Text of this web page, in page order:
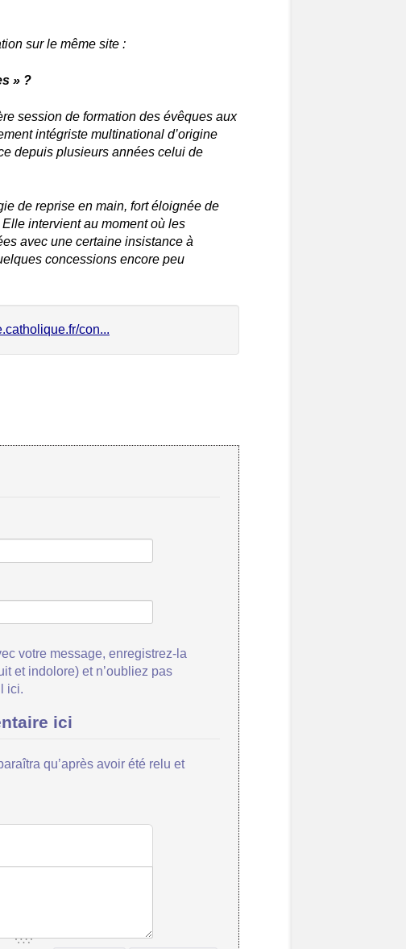
sur le même site :
» ?
session de formation des évêques aux
intégriste multinational d’origine
depuis plusieurs années celui de
de reprise en main, fort éloignée de
intervient au moment où les
avec une certaine insistance à
concessions encore peu
con...
votre message, enregistrez-la
et indolore) et n’oubliez pas
ici.
ici
qu’après avoir été relu et